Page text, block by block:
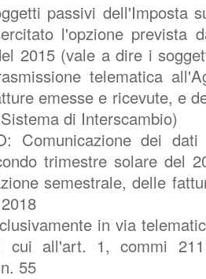
passivi dell'Imposta
l'opzione prevista
2015 (vale a dire i
telematica
emesse e ricevute, e
di Interscambio)
Comunicazione dei
trimestre solare del
semestrale, delle
in via
cui all'art. 1, commi
55